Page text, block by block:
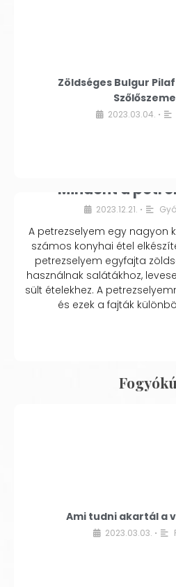
Zöldséges Bulgur
2023.03.04. •
Mindent a
2023.12.21. •
A petrezselyem egy nagyon
számos konyhai étel
petrezselyem egyfajta
használnak salátákhoz,
sült ételekhez. A
és ezek a fajták
Ami tudni akartál a
2023.03.03. •